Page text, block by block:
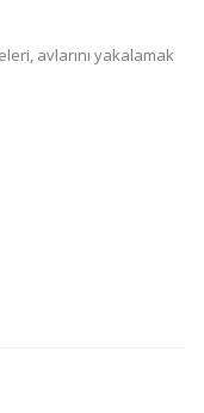
avlarını yakalamak